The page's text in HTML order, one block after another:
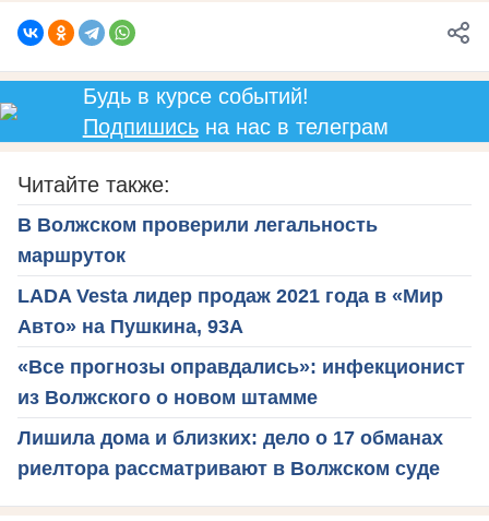
Будь в курсе событий!
Подпишисьна нас в телеграм
Читайте также:
В Волжском проверили легальность
маршруток
LADA Vesta лидер продаж 2021 года в «Мир
Авто» на Пушкина, 93А
«Все прогнозы оправдались»: инфекционист
из Волжского о новом штамме
Лишила дома и близких: дело о 17 обманах
риелтора рассматривают в Волжском суде